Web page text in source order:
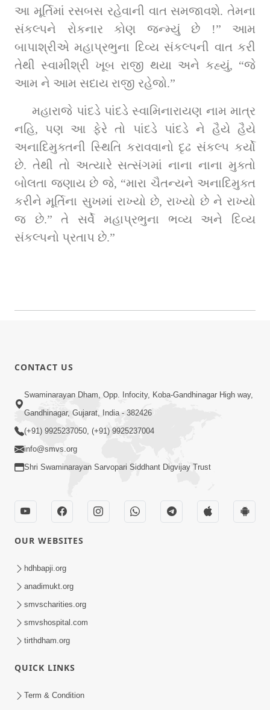
આ મૂર્તિમાં રસબસ રહેવાની વાત સમજાવશે. તેમના
સંકલ્પને રોકનાર કોણ જન્મ્યું છે !” આમ
બાપાશ્રીએ મહાપ્રભુના દિવ્ય સંકલ્પની વાત કરી
તેથી સ્વામીશ્રી ખૂબ રાજી થયા અને કહ્યું, “જે
આમ ને આમ સદાય રાજી રહેજો.”
મહારાજે પાંદડે પાંદડે સ્વામિનારાયણ નામ માત્ર
નહિ, પણ આ ફેરે તો પાંદડે પાંદડે ને હૈયે હૈયે
અનાદિમુક્તની સ્થિતિ કરાવવાનો દૃઢ સંકલ્પ કર્યો
છે. તેથી તો અત્યારે સત્સંગમાં નાના નાના મુક્તો
બોલતા જણાય છે જે, “મારા ચૈતન્યને અનાદિમુક્ત
કરીને મૂર્તિના સુખમાં રાખ્યો છે, રાખ્યો છે ને રાખ્યો
જ છે.” તે સર્વે મહાપ્રભુના ભવ્ય અને દિવ્ય
સંકલ્પનો પ્રતાપ છે.”
CONTACT US
Swaminarayan Dham, Opp. Infocity, Koba-Gandhinagar High way,
Gandhinagar, Gujarat, India - 382426
(+91) 9925237050, (+91) 9925237004
info@smvs.org
Shri Swaminarayan Sarvopari Siddhant Digvijay Trust
OUR WEBSITES
hdhbapji.org
anadimukt.org
smvscharities.org
smvshospital.com
tirthdham.org
QUICK LINKS
Term & Condition